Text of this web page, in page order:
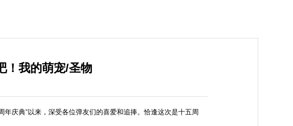
！我的萌宠/圣物
庆典”以来，深受各位弹友们的喜爱和追捧。恰逢这次是十五周